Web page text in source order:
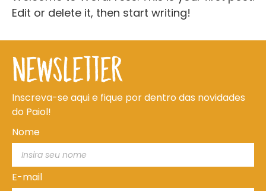
Edit or delete it, then start writing!
newsletter
Inscreva-se aqui e fique por dentro das novidades
do Paiol!
Nome
E-mail